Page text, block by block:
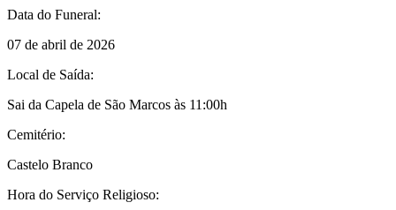
Data do Funeral:
07 de abril de 2026
Local de Saída:
Sai da Capela de São Marcos às 11:00h
Cemitério:
Castelo Branco
Hora do Serviço Religioso: